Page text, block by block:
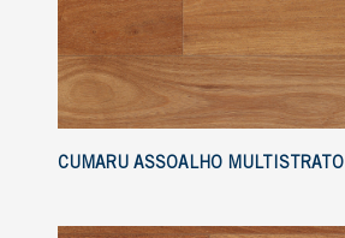
CUMARU ASSOALHO MULTISTRATO